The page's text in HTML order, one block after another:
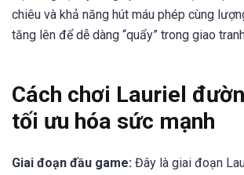
chiêu và khả năng hút máu phép cùng
tăng lên để dễ dàng “quẩy” trong giao
Cách chơi Lauriel
tối ưu hóa sức mạnh
Giai đoạn đầu game: Đây là giai đoạn